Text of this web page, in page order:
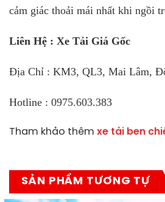
cảm giác thoải mái nhất khi ngồi
Liên Hệ : Xe Tải Giá Gốc
Địa Chỉ : KM3, QL3, Mai Lâm,
Hotline : 0975.603.383
Tham khảo thêm xe tải ben
SẢN PHẨM TƯƠNG TỰ